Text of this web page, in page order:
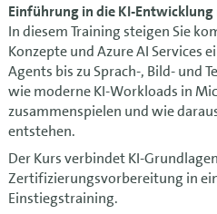
Einführung in die KI-
In diesem Training steigen Sie
Konzepte und Azure AI Services
Agents bis zu Sprach-, Bild- und
wie moderne KI-Workloads in
zusammenspielen und wie
entstehen.
Der Kurs verbindet KI-
Zertifizierungsvorbereitung in
Einstiegstraining.